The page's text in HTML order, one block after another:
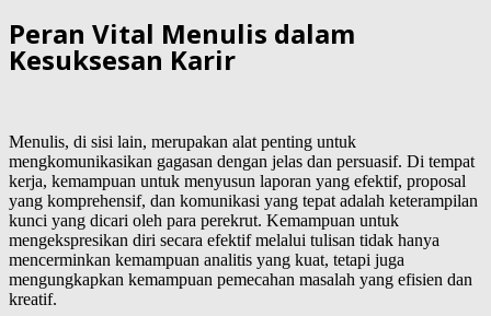
Peran Vital Menulis dalam
Kesuksesan Karir
Menulis, di sisi lain, merupakan alat penting untuk
mengkomunikasikan gagasan dengan jelas dan persuasif. Di tempat
kerja, kemampuan untuk menyusun laporan yang efektif, proposal
yang komprehensif, dan komunikasi yang tepat adalah keterampilan
kunci yang dicari oleh para perekrut. Kemampuan untuk
mengekspresikan diri secara efektif melalui tulisan tidak hanya
mencerminkan kemampuan analitis yang kuat, tetapi juga
mengungkapkan kemampuan pemecahan masalah yang efisien dan
kreatif.